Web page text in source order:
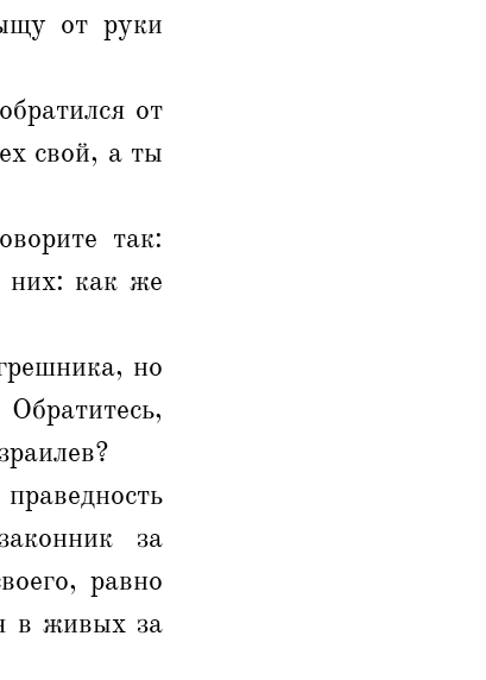
от руки
от
свой, а ты
так:
них: как же
но
за
равно
в живых за